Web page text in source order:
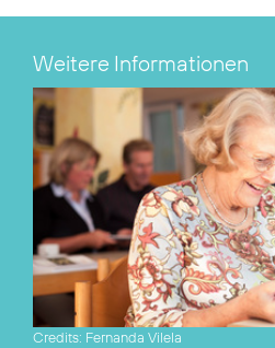
Weitere Informationen
Credits: Fernanda Vilela